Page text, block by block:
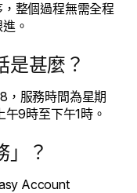
整個過程無需全程
。
是甚麼？
，服務時間為星期
9時至下午1時。
」？
Account